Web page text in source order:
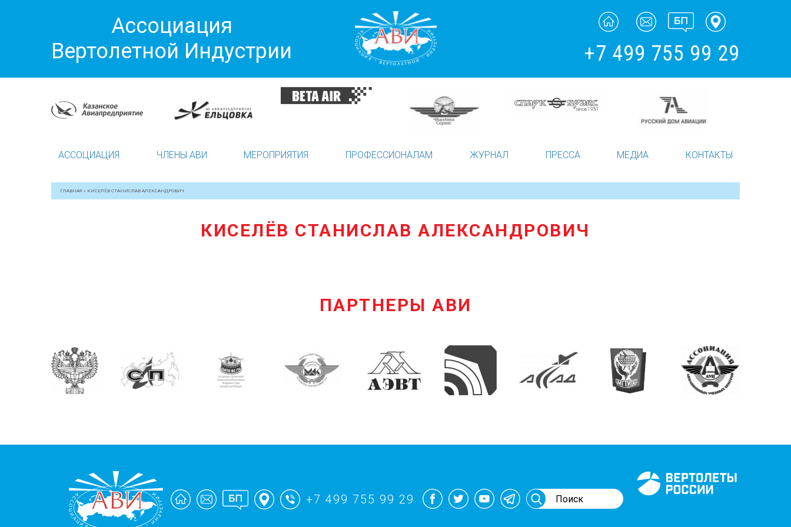
Ассоциация
Вертолетной Индустрии
+7 499 755 99 29
АССОЦИАЦИЯ ЧЛЕНЫ АВИ МЕРОПРИЯТИЯ ПРОФЕССИОНАЛАМ ЖУРНАЛ ПРЕССА МЕДИА КОНТАКТЫ
ГЛАВНАЯ » КИСЕЛЁВ СТАНИСЛАВ АЛЕКСАНДРОВИЧ
КИСЕЛЁВ СТАНИСЛАВ АЛЕКСАНДРОВИЧ
ПАРТНЕРЫ АВИ
+7 499 755 99 29